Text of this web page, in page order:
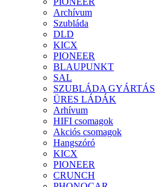
Archívum
Szubláda
DLD
KICX
PIONEER
BLAUPUNKT
SAL
SZUBLÁDA GYÁRTÁS
ÜRES LÁDÁK
Arhívum
HIFI csomagok
Akciós csomagok
Hangszóró
KICX
PIONEER
CRUNCH